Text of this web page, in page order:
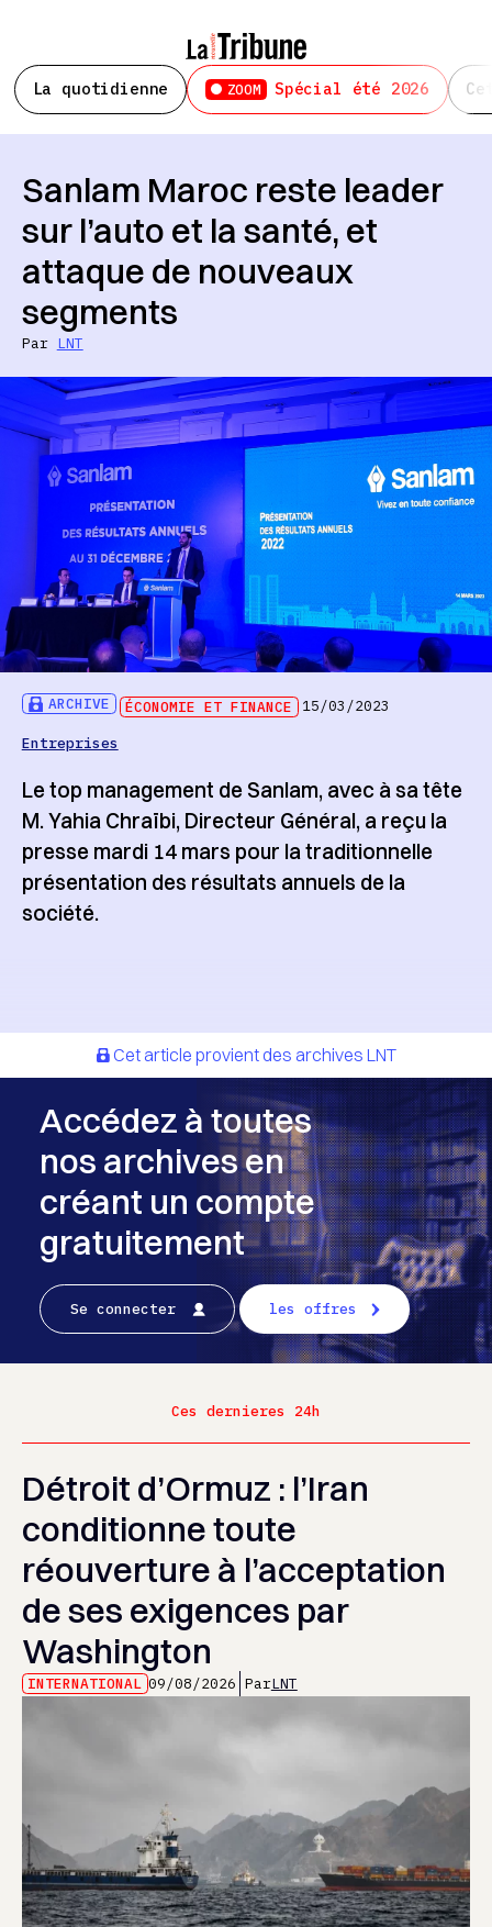
La quotidienne ZOOM Spécial été 2026
ARCHIVE ÉCONOMIE ET FINANCE
15/03/2023
Entreprises
Sanlam Maroc reste leader
sur l’auto et la santé, et
attaque de nouveaux
segments
Par LNT
Le top management de Sanlam, avec à sa tête
M. Yahia Chraïbi, Directeur Général, a reçu la
presse mardi 14 mars pour la traditionnelle
présentation des résultats annuels de la
société.
Cet article provient des archives LNT
Accédez à toutes
nos archives en
créant un compte
gratuitement
Se connecter les offres
Ces dernieres 24h
Détroit d’Ormuz : l’Iran
conditionne toute
réouverture à l’acceptation
de ses exigences par
Washington
INTERNATIONAL 09/08/2026 ParLNT